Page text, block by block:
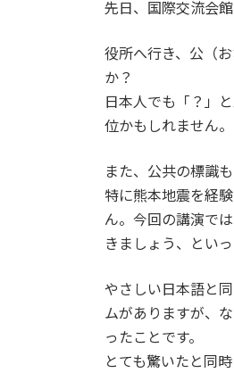
先日、国際交流会
役所へ行き、公（
か？
日本人でも「？」
位かもしれません。
また、公共の標識
特に熊本地震を経
ん。今回の講演で
きましょう、とい
やさしい日本語と
ムがありますが、
ったことです。
とても驚いたと同